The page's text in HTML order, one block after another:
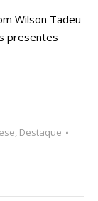
Wilson Tadeu
presentes
, Destaque